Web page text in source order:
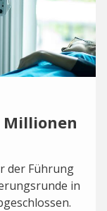
Millionen
der Führung
in